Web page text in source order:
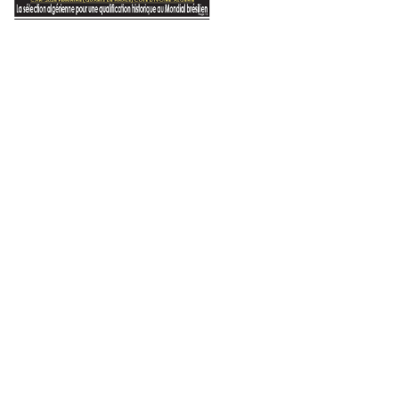
: Université de Perpignan via Domitia : offre de Bourses pour les étudiants, les enseignants et le staff administratif Pour développer la recherche en matière de rationalisation de l’énergie : appel à la création d’un réseau de chercheurs et d’entreprises